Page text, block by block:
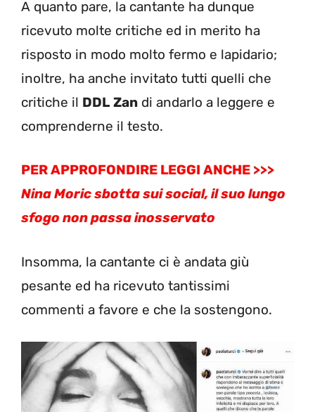
A quanto pare, la cantante ha dunque
ricevuto molte critiche ed in merito ha
risposto in modo molto fermo e lapidario;
inoltre, ha anche invitato tutti quelli che
critiche il DDL Zan di andarlo a leggere e
comprenderne il testo.
PER APPROFONDIRE LEGGI ANCHE >>>
Nina Moric sbotta sui social, il suo lungo
sfogo non passa inosservato
Insomma, la cantante ci è andata giù
pesante ed ha ricevuto tantissimi
commenti a favore e che la sostengono.